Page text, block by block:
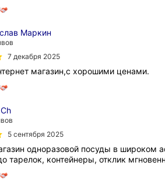
Маркин
7 декабря 2025
магазин,с хорошими ценами.
5 сентября 2025
одноразовой посуды в широком
тарелок, контейнеры, отклик